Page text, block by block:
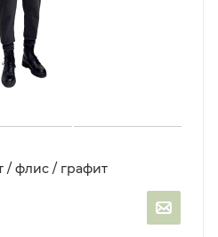
флис / графит